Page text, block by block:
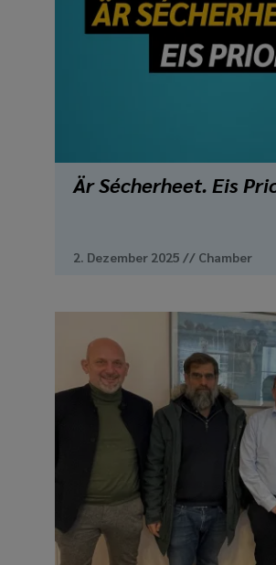
Är Sécherheet. Eis
2. Dezember 2025 // Chamber